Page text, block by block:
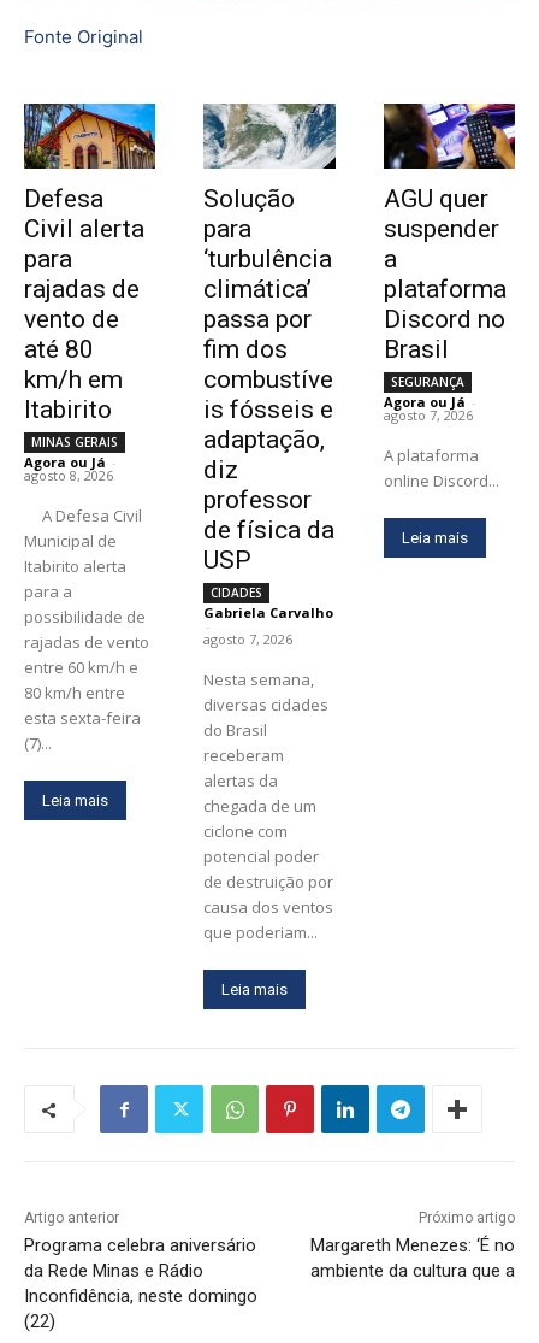
Fonte Original
Defesa
Civil alerta
para
rajadas de
vento de
até 80
km/h em
Itabirito
MINAS GERAIS
Agora ou Já -
agosto 8, 2026
Municipal de
Itabirito alerta
para a
possibilidade de
rajadas de vento
entre 60 km/h e
80 km/h entre
esta sexta-feira
(7)...
Leia mais
Solução
para
‘turbulência
climática’
passa por
fim dos
combustíve
is fósseis e
adaptação,
diz
professor
de física da
USP
CIDADES
Gabriela Carvalho
-
agosto 7, 2026
Nesta semana,
diversas cidades
do Brasil
receberam
alertas da
chegada de um
ciclone com
potencial poder
de destruição por
causa dos ventos
que poderiam...
Leia mais
AGU quer
suspender
a
plataforma
Discord no
Brasil
SEGURANÇA
Agora ou Já -
agosto 7, 2026
A plataforma
online Discord...
Leia mais
Artigo anterior
Programa celebra aniversário
da Rede Minas e Rádio
Inconfidência, neste domingo
(22)
Próximo artigo
Margareth Menezes: ‘É no
ambiente da cultura que a